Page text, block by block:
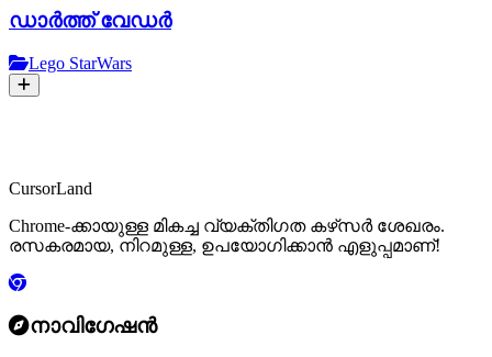
ഡാർത്ത് വേഡർ
Lego StarWars
CursorLand
Chrome-ക്കായുള്ള മികച്ച വ്യക്തിഗത കഴ്‌സർ ശേഖരം.
രസകരമായ, നിറമുള്ള, ഉപയോഗിക്കാൻ എളുപ്പമാണ്!
നാവിഗേഷൻ